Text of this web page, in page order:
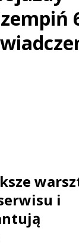
IndyCar w Nashville
– osiągi, wersje
i